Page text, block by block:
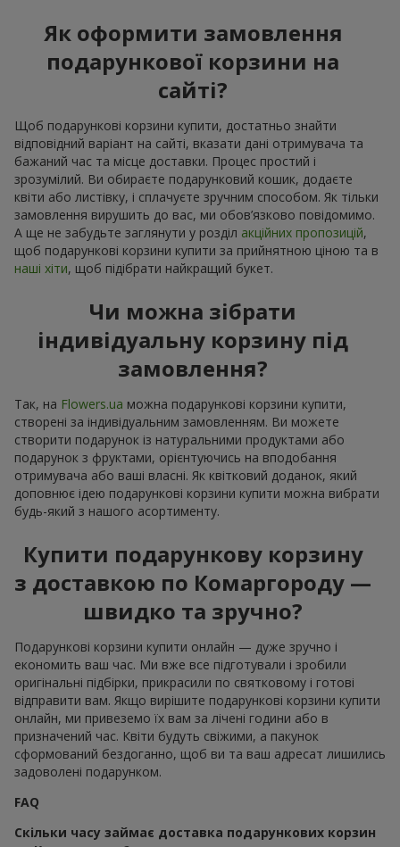
Як оформити замовлення
подарункової корзини на
сайті?
Щоб подарункові корзини купити, достатньо знайти
відповідний варіант на сайті, вказати дані отримувача та
бажаний час та місце доставки. Процес простий і
зрозумілий. Ви обираєте подарунковий кошик, додаєте
квіти або листівку, і сплачуєте зручним способом. Як тільки
замовлення вирушить до вас, ми обов’язково повідомимо.
А ще не забудьте заглянути у розділ акційних пропозицій,
щоб подарункові корзини купити за прийнятною ціною та в
наші хіти, щоб підібрати найкращий букет.
Чи можна зібрати
індивідуальну корзину під
замовлення?
Так, на Flowers.ua можна подарункові корзини купити,
створені за індивідуальним замовленням. Ви можете
створити подарунок із натуральними продуктами або
подарунок з фруктами, орієнтуючись на вподобання
отримувача або ваші власні. Як квітковий доданок, який
доповнює ідею подарункові корзини купити можна вибрати
будь-який з нашого асортименту.
Купити подарункову корзину
з доставкою по Комаргороду —
швидко та зручно?
Подарункові корзини купити онлайн — дуже зручно і
економить ваш час. Ми вже все підготували і зробили
оригінальні підбірки, прикрасили по святковому і готові
відправити вам. Якщо вирішите подарункові корзини купити
онлайн, ми привеземо їх вам за лічені години або в
призначений час. Квіти будуть свіжими, а пакунок
сформований бездоганно, щоб ви та ваш адресат лишились
задоволені подарунком.
FAQ
Скільки часу займає доставка подарункових корзин